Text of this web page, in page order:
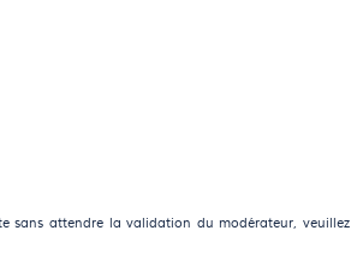
sans attendre la validation du modérateur, veuillez